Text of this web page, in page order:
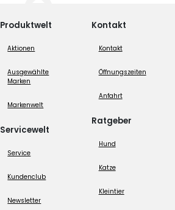
Produktwelt
Aktionen
Ausgewählte
Marken
Markenwelt
Servicewelt
Service
Kundenclub
Newsletter
Kontakt
Kontakt
Öffnungszeiten
Anfahrt
Ratgeber
Hund
Katze
Kleintier